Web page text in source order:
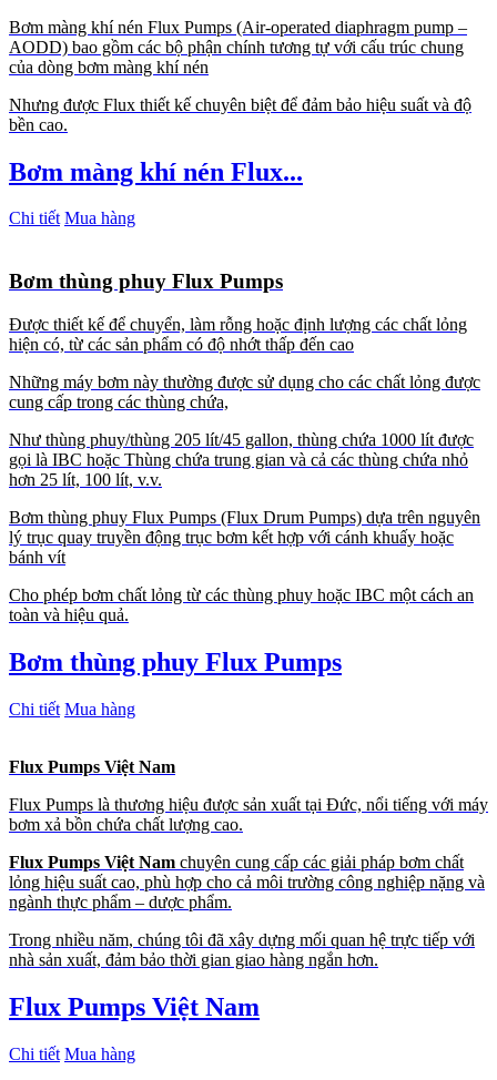
Bơm màng khí nén Flux Pumps (Air-operated diaphragm pump –
AODD) bao gồm các bộ phận chính tương tự với cấu trúc chung
của dòng bơm màng khí nén
Nhưng được Flux thiết kế chuyên biệt để đảm bảo hiệu suất và độ
bền cao.
Bơm màng khí nén Flux...
Chi tiết Mua hàng
Bơm thùng phuy Flux Pumps
Được thiết kế để chuyển, làm rỗng hoặc định lượng các chất lỏng
hiện có, từ các sản phẩm có độ nhớt thấp đến cao
Những máy bơm này thường được sử dụng cho các chất lỏng được
cung cấp trong các thùng chứa,
Như thùng phuy/thùng 205 lít/45 gallon, thùng chứa 1000 lít được
gọi là IBC hoặc Thùng chứa trung gian và cả các thùng chứa nhỏ
hơn 25 lít, 100 lít, v.v.
Bơm thùng phuy Flux Pumps (Flux Drum Pumps) dựa trên nguyên
lý trục quay truyền động trục bơm kết hợp với cánh khuấy hoặc
bánh vít
Cho phép bơm chất lỏng từ các thùng phuy hoặc IBC một cách an
toàn và hiệu quả.
Bơm thùng phuy Flux Pumps
Chi tiết Mua hàng
Flux Pumps Việt Nam
Flux Pumps là thương hiệu được sản xuất tại Đức, nổi tiếng với máy
bơm xả bồn chứa chất lượng cao.
Flux Pumps Việt Nam chuyên cung cấp các giải pháp bơm chất
lỏng hiệu suất cao, phù hợp cho cả môi trường công nghiệp nặng và
ngành thực phẩm – dược phẩm.
Trong nhiều năm, chúng tôi đã xây dựng mối quan hệ trực tiếp với
nhà sản xuất, đảm bảo thời gian giao hàng ngắn hơn.
Flux Pumps Việt Nam
Chi tiết Mua hàng